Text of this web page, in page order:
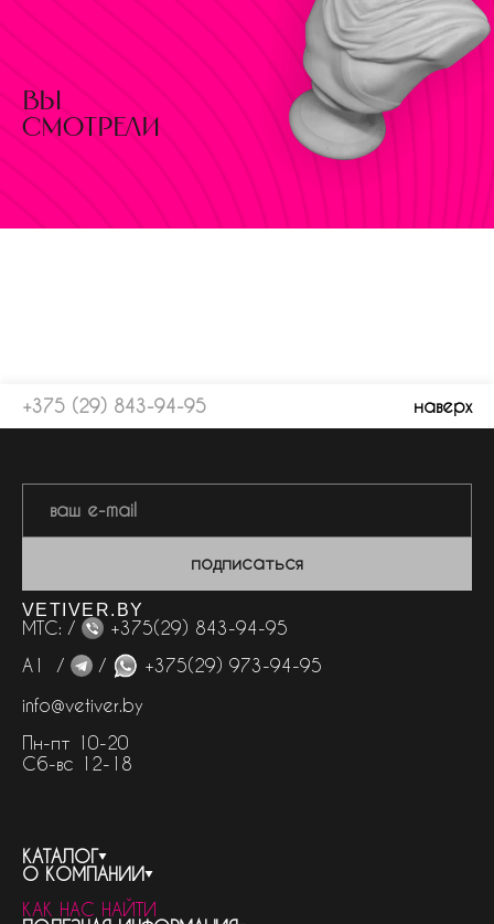
вы
смотрели
+375 (29) 843-94-95 наверх
подписаться
VETIVER.BY
МТС: /
+375(29) 843-94-95
А1 /
/
+375(29) 973-94-95
info@vetiver.by
Пн-пт 10-20
Сб-вс 12-18
КАТАЛОГ
весь каталог
О КОМПАНИИ
КАК НАС НАЙТИ